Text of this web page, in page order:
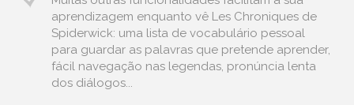
aprendizagem enquanto vê Les Chroniques de
Spiderwick: uma lista de vocabulário pessoal
para guardar as palavras que pretende aprender,
fácil navegação nas legendas, pronúncia lenta
dos diálogos...